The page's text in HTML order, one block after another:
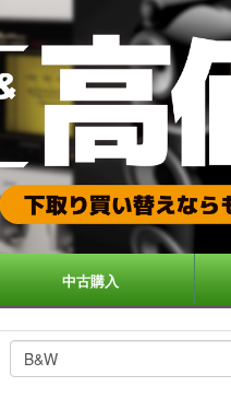
中古購入